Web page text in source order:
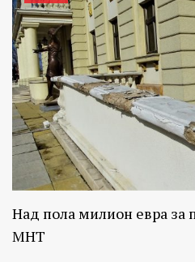
Над пола милион евра за
МНТ